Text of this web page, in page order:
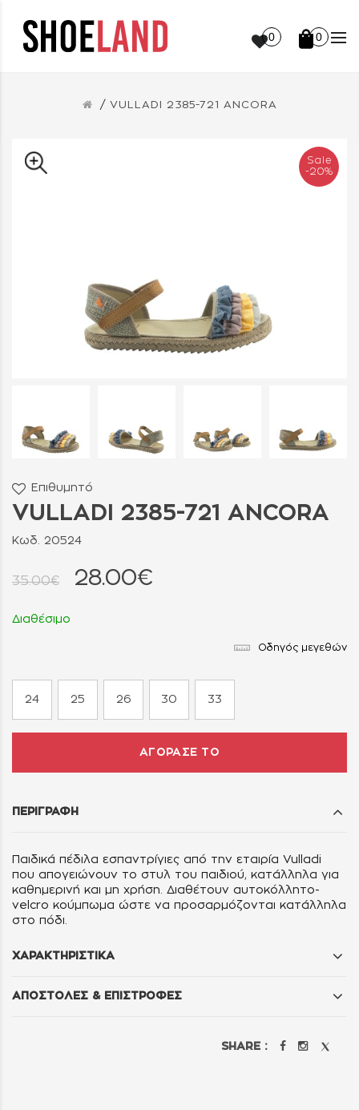
0 0
VULLADI 2385-721 ANCORA
Sale
-20%
Επιθυμητό
VULLADI 2385-721 ANCORA
Κωδ. 20524
35.00€ 28.00€
Διαθέσιμο
Οδηγός μεγεθών
24 25 26 30 33
ΑΓΟΡΑΣΕ ΤΟ
ΠΕΡΙΓΡΑΦΗ
Παιδικά πέδιλα εσπαντρίγιες από την εταιρία Vulladi
που απογειώνουν το στυλ του παιδιού, κατάλληλα για
καθημερινή και μη χρήση. Διαθέτουν αυτοκόλλητο-
velcro κούμπωμα ώστε να προσαρμόζονται κατάλληλα
στο πόδι.
ΧΑΡΑΚΤΗΡΙΣΤΙΚΑ
ΑΠΟΣΤΟΛΕΣ & ΕΠΙΣΤΡΟΦΕΣ
SHARE :